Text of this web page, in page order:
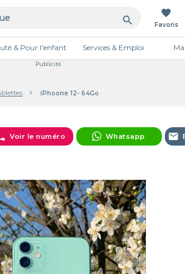
search
favorite
Favoris
& Pour l'enfant Services & Emploi
Publicité
iPhoone 12- 64Go
Voir le numéro Whatsapp email